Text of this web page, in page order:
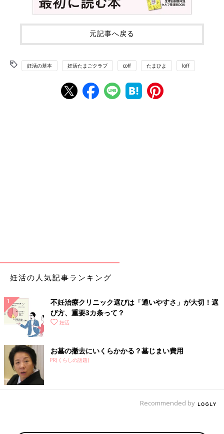
元記事へ戻る
妊活の基本 妊活たまごクラブ coff たまひよ loff
妊活の人気記事ランキング
不妊治療クリニック選びは「通いやすさ」が大切！選
び方、重要3カ条って？
妊活
お墓の撤去にいくらかかる？墓じまい費用
PR(くらしの話題)
Recommended by